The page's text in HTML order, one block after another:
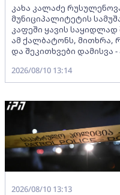
კახა კალაძე
მუნიციპალიტეტის
კაფეში ყავის
ამ ქალბატონს, მითხრა,
და შეკითხვები დამისვა
2026/08/10 13:14
2026/08/10 13:13